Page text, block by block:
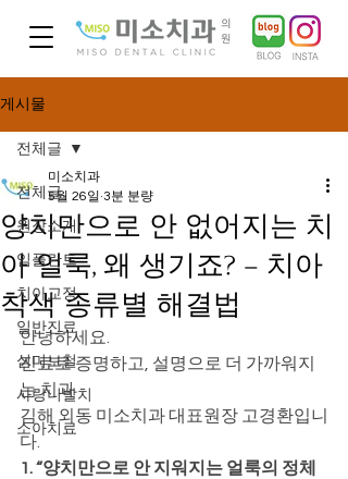
게시물
전체글
원장소개
임플란트
치아교정
일반진료
심미보철
사랑니발치
소아치료
전체글
양치만으로 안 없어지는 치
아 얼룩, 왜 생기죠? – 치아
착색 종류별 해결법
미소치과
5월 26일 3분 분량
안녕하세요.
진료로 증명하고, 설명으로 더 가까워지
는 치과
김해 외동 미소치과 대표원장 고경환입니
다.
1. “양치만으로 안 지워지는 얼룩의 정체